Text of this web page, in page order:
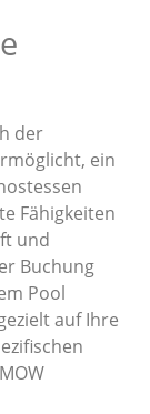
der
ein
Fähigkeiten
und
Buchung
Pool
auf Ihre